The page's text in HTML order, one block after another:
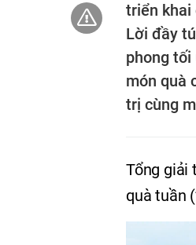
triển khai
Lời đầy
phong
món quà
trị cùng
Tổng giải
quà tuần